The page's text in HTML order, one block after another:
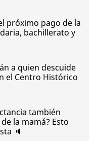
próximo pago de la
bachillerato y
a quien descuide
el Centro Histórico
también
la mamá? Esto
🔈